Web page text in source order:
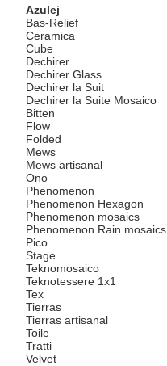
Azulej
Bas-Relief
Ceramica
Cube
Dechirer
Dechirer Glass
Dechirer la Suit
Dechirer la Suite Mosaico
Bitten
Flow
Folded
Mews
Mews artisanal
Ono
Phenomenon
Phenomenon Hexagon
Phenomenon mosaics
Phenomenon Rain mosaics
Pico
Stage
Teknomosaico
Teknotessere 1x1
Tex
Tierras
Tierras artisanal
Toile
Tratti
Velvet